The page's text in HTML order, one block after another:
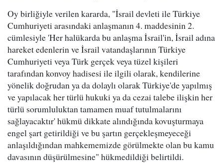
Oy birliğiyle verilen kararda, "İsrail devleti ile Türkiye
Cumhuriyeti arasındaki anlaşmanın 4. maddesinin 2.
cümlesiyle 'Her halükarda bu anlaşma İsrail'in, İsrail adına
hareket edenlerin ve İsrail vatandaşlarının Türkiye
Cumhuriyeti veya Türk gerçek veya tüzel kişileri
tarafından konvoy hadisesi ile ilgili olarak, kendilerine
yönelik doğrudan ya da dolaylı olarak Türkiye'de yapılmış
ve yapılacak her türlü hukuki ya da cezai talebe ilişkin her
türlü sorumluluktan tamamen muaf tutulmalarını
sağlayacaktır' hükmü dikkate alındığında kovuşturmaya
engel şart getirildiği ve bu şartın gerçekleşmeyeceği
anlaşıldığından mahkememizde görülmekte olan bu kamu
davasının düşürülmesine" hükmedildiği belirtildi.